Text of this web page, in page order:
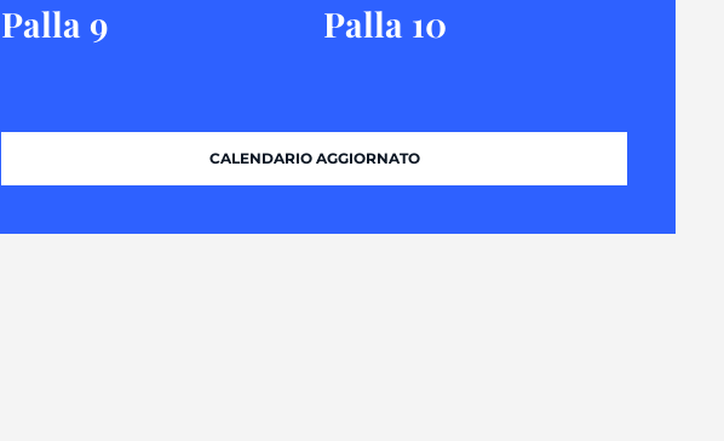
Palla 9 Palla 10
CALENDARIO AGGIORNATO